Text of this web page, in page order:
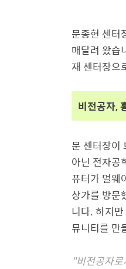
문종현 센터
매달려 왔습
재 센터장으
비전공자,
문 센터장이
아닌 전자공
퓨터가 멀웨
상가를 방문
니다. 하지
뮤니티를 만
"비전공자